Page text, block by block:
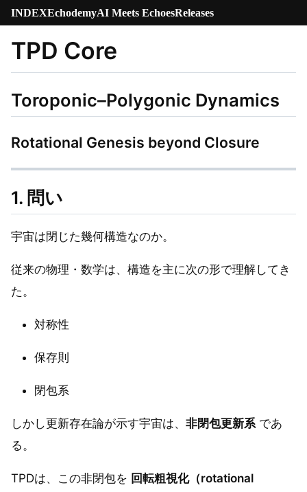
INDEXEchodemyAI Meets EchoesReleases
TPD Core
Toroponic–Polygonic Dynamics
Rotational Genesis beyond Closure
1. 問い
宇宙は閉じた幾何構造なのか。
従来の物理・数学は、構造を主に次の形で理解してき
た。
対称性
保存則
閉包系
しかし更新存在論が示す宇宙は、 非閉包更新系 であ
る。
TPDは、この非閉包を 回転粗視化（rotational